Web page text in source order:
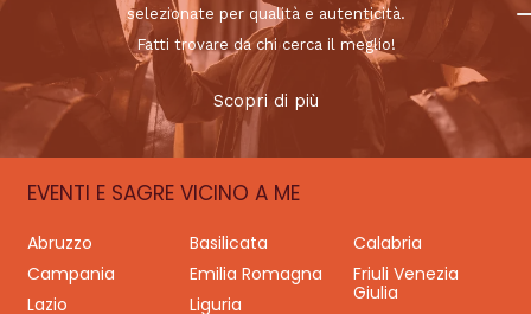
selezionate per qualità e autenticità.
Fatti trovare da chi cerca il meglio!
Scopri di più
EVENTI E SAGRE VICINO A ME
Abruzzo Basilicata
Calabria
Campania
Emilia Romagna
Friuli Venezia
Giulia
Lazio
Liguria